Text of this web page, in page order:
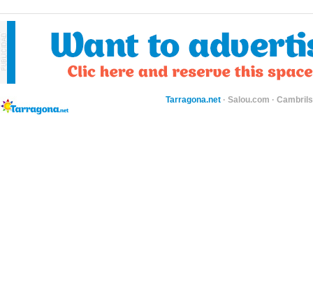
Tarragona.net · Salou.com ·